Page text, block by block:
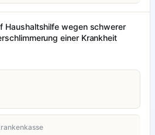
Haushaltshilfe wegen schwerer
einer Krankheit